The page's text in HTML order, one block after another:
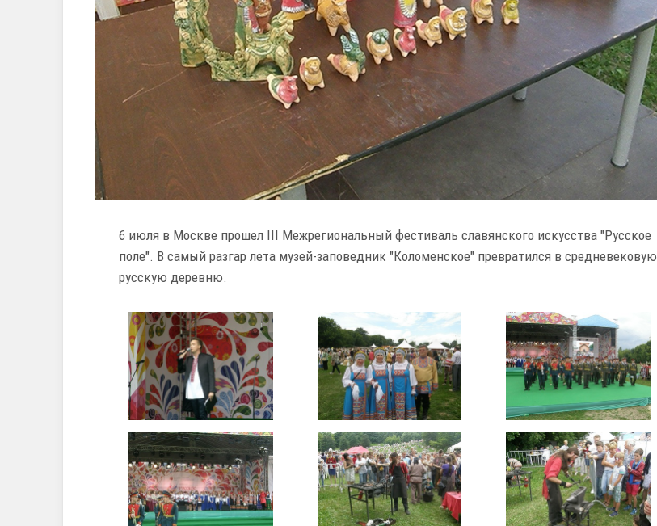
6 июля в Москве прошел III Межрегиональный фестиваль славянского искусства "Русское
поле". В самый разгар лета музей-заповедник "Коломенское" превратился в средневековую
русскую деревню.